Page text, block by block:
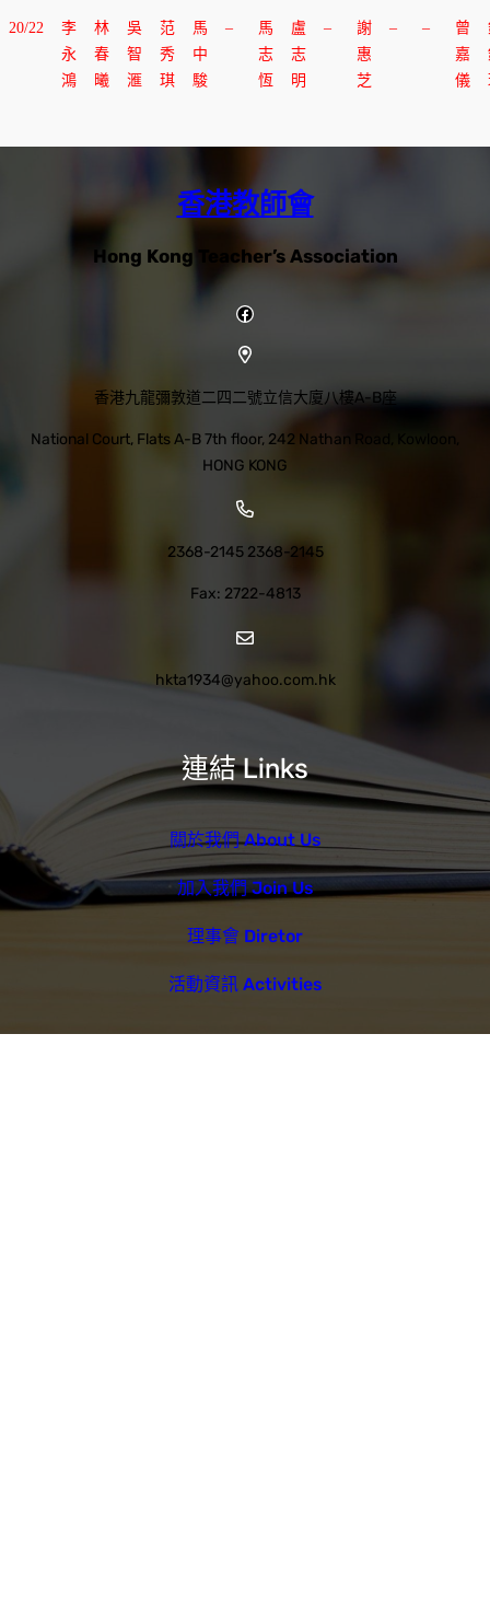
20/22
李
永
鴻
林
春
曦
吳
智
滙
范
秀
琪
馬
中
駿
–
馬
志
恆
盧
志
明
–
謝
惠
芝
– –
曾
嘉
儀
香港教師會
Hong Kong Teacher’s Association
Facebook
連結 Links
關於我們 About Us
加入我們 Join Us
理事會 Diretor
活動資訊 Activities
香港九龍彌敦道二四二號立信大廈八樓A-B座
National Court, Flats A-B 7th floor, 242 Nathan Road, Kowloon,
HONG KONG
2368-2145 2368-2145
Fax: 2722-4813
hkta1934@yahoo.com.hk